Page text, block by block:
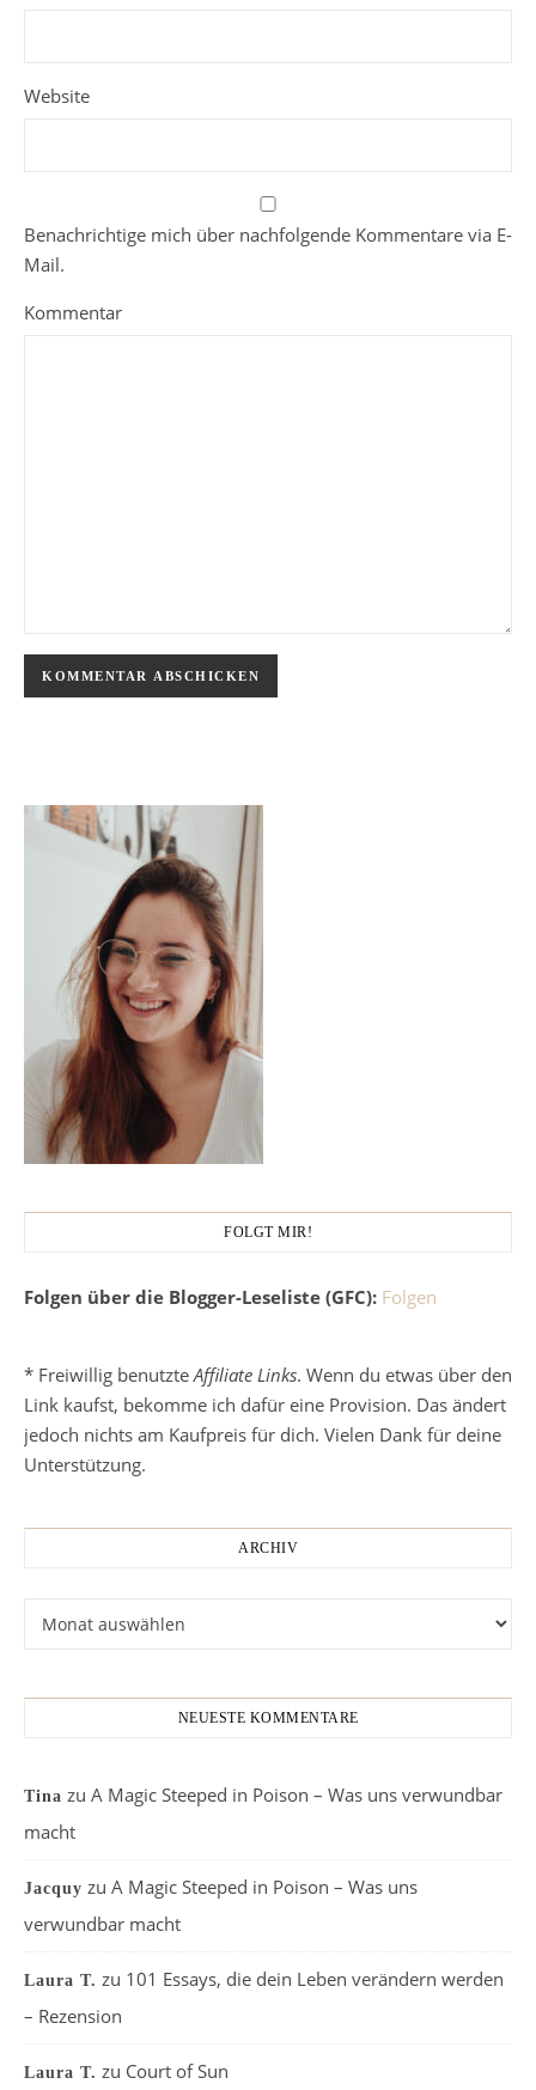
Website
Benachrichtige mich über nachfolgende Kommentare via E-
Mail.
Kommentar
FOLGT MIR!
Folgen über die Blogger-Leseliste (GFC): Folgen
* Freiwillig benutzte Affiliate Links. Wenn du etwas über den
Link kaufst, bekomme ich dafür eine Provision. Das ändert
jedoch nichts am Kaufpreis für dich. Vielen Dank für deine
Unterstützung.
ARCHIV
NEUESTE KOMMENTARE
Tina zu A Magic Steeped in Poison – Was uns verwundbar
macht
Jacquy zu A Magic Steeped in Poison – Was uns
verwundbar macht
Laura T. zu 101 Essays, die dein Leben verändern werden
– Rezension
Laura T. zu Court of Sun